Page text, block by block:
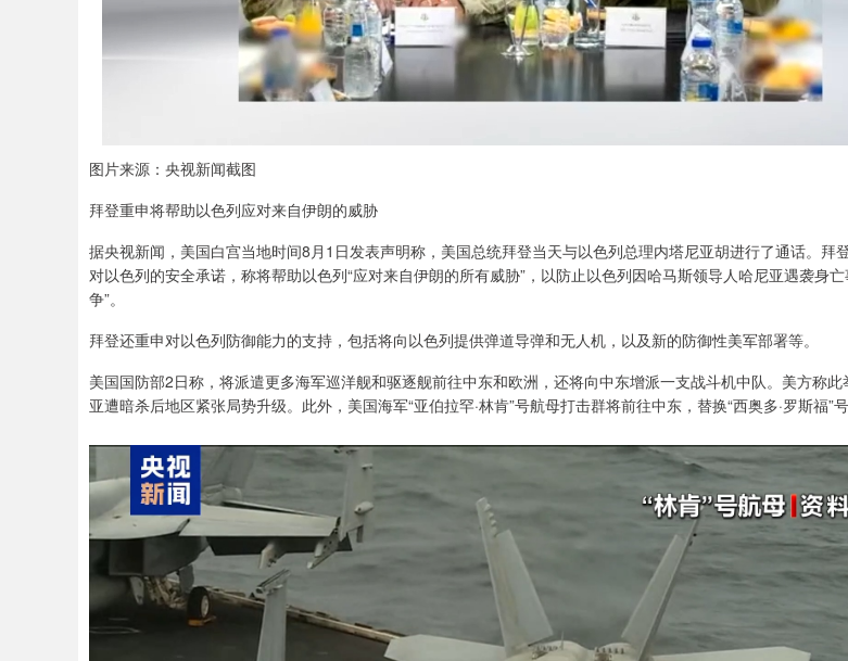
图片来源：央视新闻截图
拜登重申将帮助以色列应对来自伊朗的威胁
据央视新闻，美国白宫当地时间8月1日发表声明称，美国总统拜登当天与以色列总理内塔尼亚胡进行了通话。拜
对以色列的安全承诺，称将帮助以色列“应对来自伊朗的所有威胁”，以防止以色列因哈马斯领导人哈尼亚遇袭身
争”。
拜登还重申对以色列防御能力的支持，包括将向以色列提供弹道导弹和无人机，以及新的防御性美军部署等。
美国国防部2日称，将派遣更多海军巡洋舰和驱逐舰前往中东和欧洲，还将向中东增派一支战斗机中队。美方称
亚遭暗杀后地区紧张局势升级。此外，美国海军“亚伯拉罕·林肯”号航母打击群将前往中东，替换“西奥多·罗斯福”